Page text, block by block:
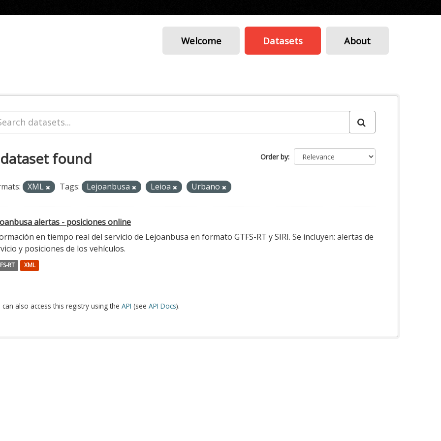
Welcome Datasets About
Order by
found
XML Tags: Lejoanbusa Leioa Urbano
alertas - posiciones online
en tiempo real del servicio de Lejoanbusa en formato GTFS-RT y SIRI. Se incluyen: alertas de
y posiciones de los vehículos.
RT XML
can also access this registry using the API (see API Docs).